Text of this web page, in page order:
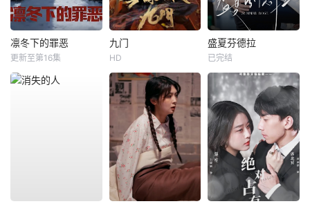
凛冬下的罪恶
更新至第16集
九门
HD
盛夏芬德拉
已完结